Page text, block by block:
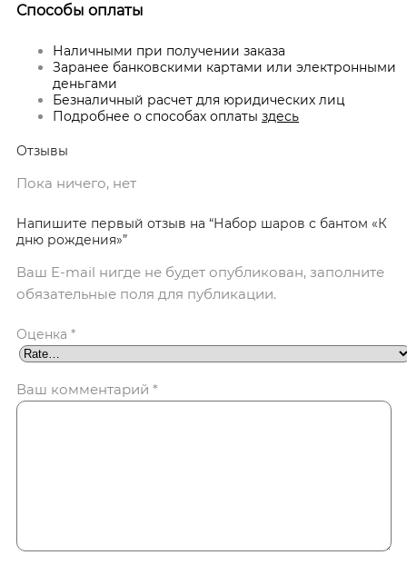
Способы оплаты
Наличными при получении заказа
Заранее банковскими картами или электронными
деньгами
Безналичный расчет для юридических лиц
Подробнее о способах оплаты здесь
Отзывы
Пока ничего, нет
Напишите первый отзыв на “Набор шаров с бантом «К
дню рождения»”
Ваш E-mail нигде не будет опубликован, заполните
обязательные поля для публикации.
Оценка *
Ваш комментарий *